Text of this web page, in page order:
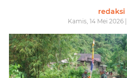
redaksi
Kamis, 14 Mei 2026